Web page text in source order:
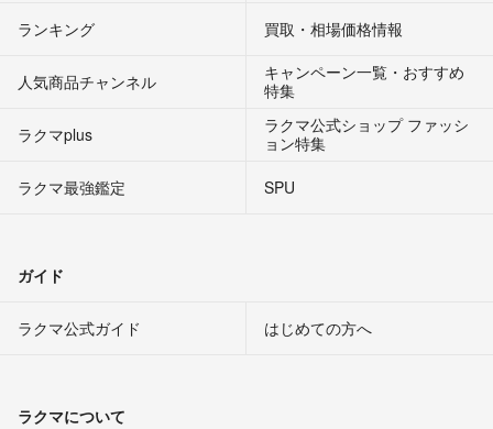
ランキング 買取・相場価格情報
人気商品チャンネル
キャンペーン一覧・おすすめ
特集
ラクマplus
ラクマ公式ショップ ファッシ
ョン特集
ラクマ最強鑑定
SPU
ガイド
ラクマ公式ガイド はじめての方へ
ラクマについて